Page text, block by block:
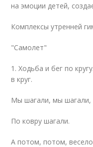
на эмоции детей,
Комплексы утренней
"Самолет"
1. Ходьба и бег по
в круг.
Мы шагали, мы шагали,
По ковру шагали.
А потом, потом,